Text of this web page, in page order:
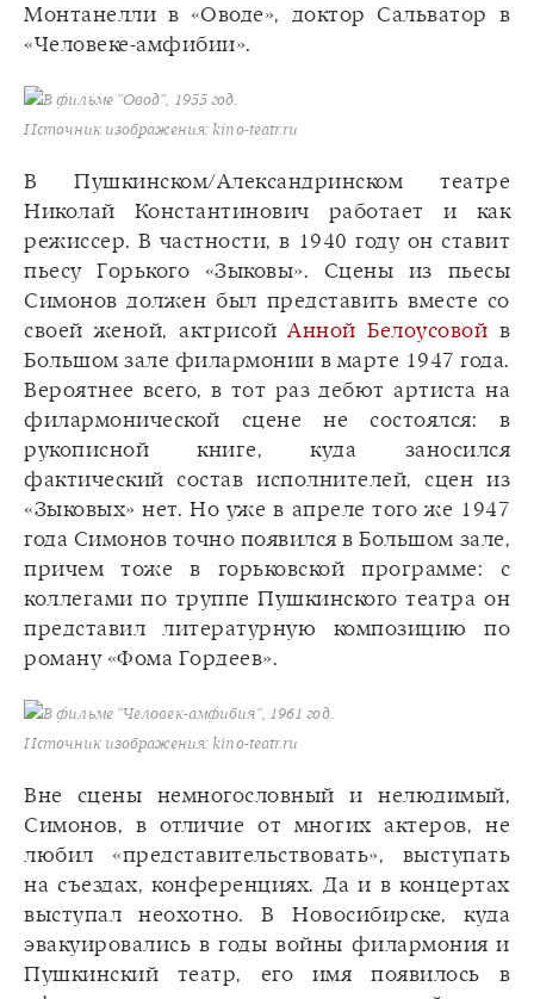
Монтанелли в «Оводе», доктор Сальватор в
«Человеке-амфибии».
В фильме "Овод", 1955 год.
Источник изображения: kino-teatr.ru
В Пушкинском/Александринском театре
Николай Константинович работает и как
режиссер. В частности, в 1940 году он ставит
пьесу Горького «Зыковы». Сцены из пьесы
Симонов должен был представить вместе со
своей женой, актрисойАнной Белоусовой в
Большом зале филармонии в марте 1947 года.
Вероятнее всего, в тот раз дебют артиста на
филармонической сцене не состоялся: в
рукописной книге, куда заносился
фактический состав исполнителей, сцен из
«Зыковых» нет. Но уже в апреле того же 1947
года Симонов точно появился в Большом зале,
причем тоже в горьковской программе: с
коллегами по труппе Пушкинского театра он
представил литературную композицию по
роману «Фома Гордеев».
В фильме "Человек-амфибия", 1961 год.
Источник изображения: kino-teatr.ru
Вне сцены немногословный и нелюдимый,
Симонов, в отличие от многих актеров, не
любил «представительствовать», выступать
на съездах, конференциях. Да и в концертах
выступал неохотно. В Новосибирске, куда
эвакуировались в годы войны филармония и
Пушкинский театр, его имя появилось в